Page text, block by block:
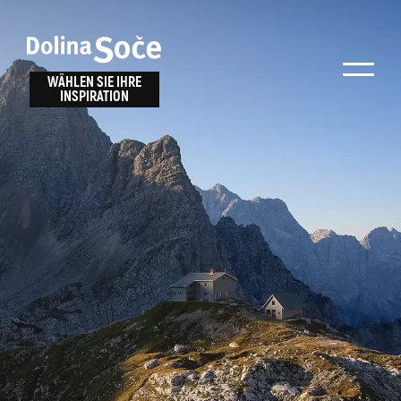
WÄHLEN SIE IHRE
INSPIRATION
Inspiration
finden
Finden Sie Aktivitäten, Attraktionen und
Unterhaltungsmöglichkeiten im Soča-Tal
oder wählen Sie aus unseren Reisetipps.
Suche...
Wählen Sie ein
Erlebnis
TOLMINER KLAMMEN JAVORCA
RIVER PASS JULIANA TRAIL
ALPE ADRIA TRAIL